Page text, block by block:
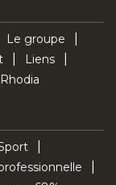
Le groupe
Liens